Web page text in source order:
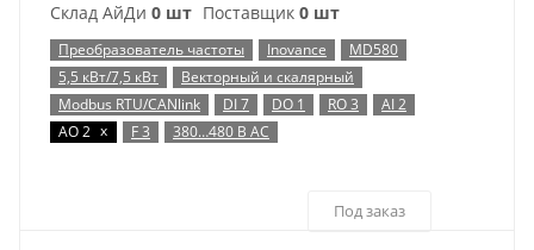
Склад АйДи 0 шт Поставщик 0 шт
Преобразователь частоты Inovance
MD580
5,5 кВт/7,5 кВт
Векторный и скалярный
Modbus RTU/CANlink
DI 7 DO 1 RO 3
AI 2
AO 2 x F 3 380…480 В AC
Под заказ